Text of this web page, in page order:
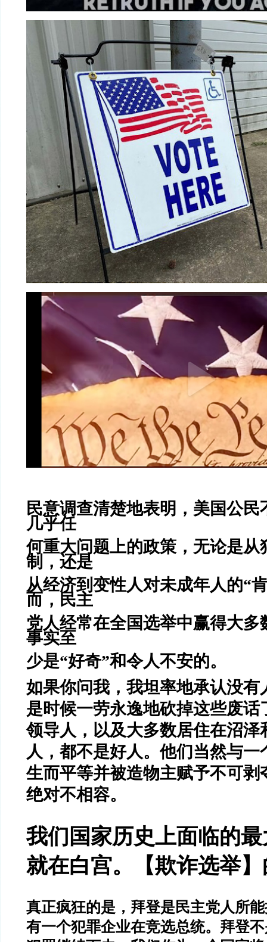
民意调查清楚地表明，美国公民
几乎任
何重大问题上的政策，无论是从
制，还是
从经济到变性人对未成年人的“
而，民主
党人经常在全国选举中赢得大多
事实至
少是“好奇”和令人不安的。
如果你问我，我坦率地承认没有
是时候一劳永逸地砍掉这些废话
领导人，以及大多数居住在沼泽
人，都不是好人。他们当然与一
生而平等并被造物主赋予不可剥
绝对不相容。
我们国家历史上面临的
就在白宫。【欺诈选举
真正疯狂的是，拜登是民主党人所
有一个犯罪企业在竞选总统。拜登